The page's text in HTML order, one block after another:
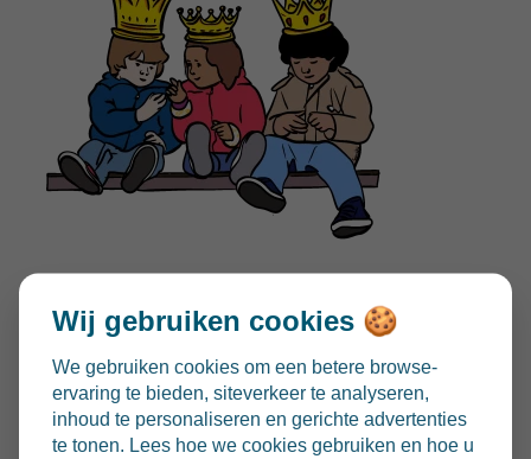
Op 6 januari, de dag van driekoningen, mag de
ontbreken. De driekoningentaart met een soort
franchipanevulling werd voor het eerst gebakken in
het Franse Pithivier. De traditie waaide over naar
Wij gebruiken cookies 🍪
We gebruiken cookies om een betere browse-
ervaring te bieden, siteverkeer te analyseren,
inhoud te personaliseren en gerichte advertenties
te tonen. Lees hoe we cookies gebruiken en hoe u